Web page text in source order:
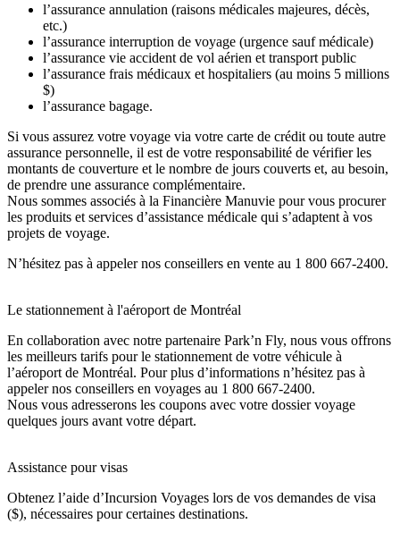
l’assurance annulation (raisons médicales majeures, décès,
etc.)
l’assurance interruption de voyage (urgence sauf médicale)
l’assurance vie accident de vol aérien et transport public
l’assurance frais médicaux et hospitaliers (au moins 5 millions
$)
l’assurance bagage.
Si vous assurez votre voyage via votre carte de crédit ou toute autre
assurance personnelle, il est de votre responsabilité de vérifier les
montants de couverture et le nombre de jours couverts et, au besoin,
de prendre une assurance complémentaire.
Nous sommes associés à la Financière Manuvie pour vous procurer
les produits et services d’assistance médicale qui s’adaptent à vos
projets de voyage.
N’hésitez pas à appeler nos conseillers en vente au 1 800 667-2400.
Le stationnement à l'aéroport de Montréal
En collaboration avec notre partenaire Park’n Fly, nous vous offrons
les meilleurs tarifs pour le stationnement de votre véhicule à
l’aéroport de Montréal. Pour plus d’informations n’hésitez pas à
appeler nos conseillers en voyages au 1 800 667-2400.
Nous vous adresserons les coupons avec votre dossier voyage
quelques jours avant votre départ.
Assistance pour visas
Obtenez l’aide d’Incursion Voyages lors de vos demandes de visa
($), nécessaires pour certaines destinations.